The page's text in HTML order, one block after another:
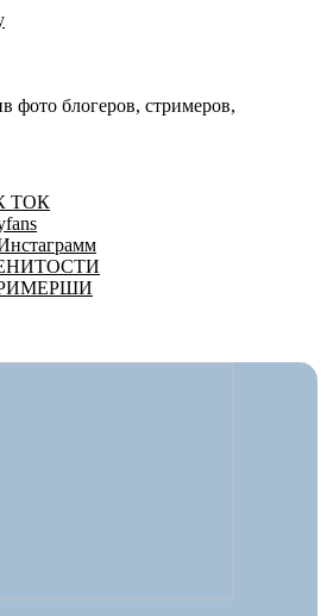
фото блогеров, стримеров,
ТОК